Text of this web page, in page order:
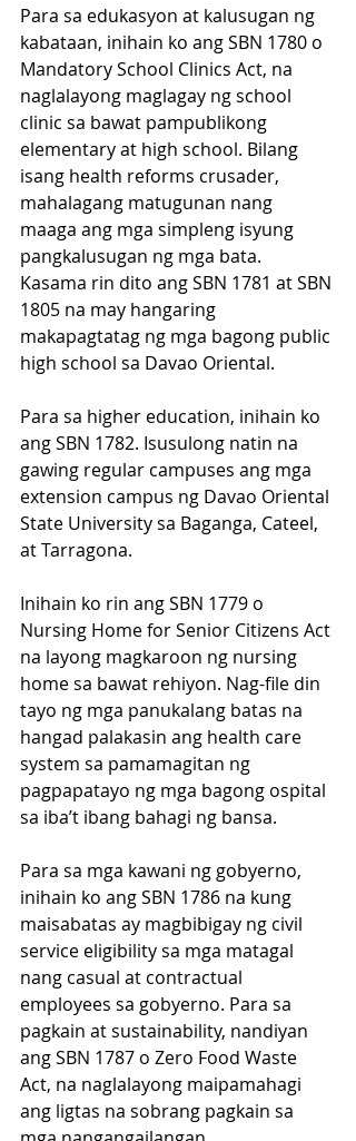
Para sa edukasyon at kalusugan ng
kabataan, inihain ko ang SBN 1780 o
Mandatory School Clinics Act, na
naglalayong maglagay ng school
clinic sa bawat pampublikong
elementary at high school. Bilang
isang health reforms crusader,
mahalagang matugunan nang
maaga ang mga simpleng isyung
pangkalusugan ng mga bata.
Kasama rin dito ang SBN 1781 at SBN
1805 na may hangaring
makapagtatag ng mga bagong public
high school sa Davao Oriental.
Para sa higher education, inihain ko
ang SBN 1782. Isusulong natin na
gawing regular campuses ang mga
extension campus ng Davao Oriental
State University sa Baganga, Cateel,
at Tarragona.
Inihain ko rin ang SBN 1779 o
Nursing Home for Senior Citizens Act
na layong magkaroon ng nursing
home sa bawat rehiyon. Nag-file din
tayo ng mga panukalang batas na
hangad palakasin ang health care
system sa pamamagitan ng
pagpapatayo ng mga bagong ospital
sa iba’t ibang bahagi ng bansa.
Para sa mga kawani ng gobyerno,
inihain ko ang SBN 1786 na kung
maisabatas ay magbibigay ng civil
service eligibility sa mga matagal
nang casual at contractual
employees sa gobyerno. Para sa
pagkain at sustainability, nandiyan
ang SBN 1787 o Zero Food Waste
Act, na naglalayong maipamahagi
ang ligtas na sobrang pagkain sa